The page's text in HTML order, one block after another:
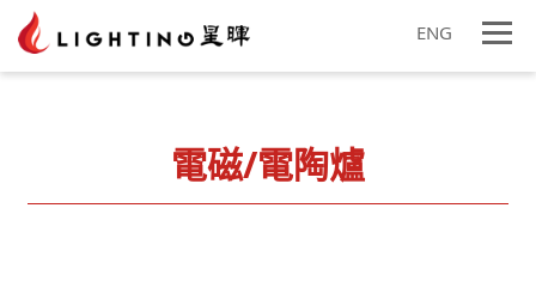
ENG
電磁/電陶爐